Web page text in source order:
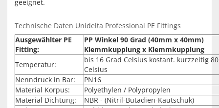
geeignet.
Technische Daten Unidelta Professional PE Fittings
Ausgewählter PE
Fitting:
PP Winkel 90 Grad (40mm x 40mm)
Klemmkupplung x Klemmkupplung
Temperatur:
bis 16 Grad Celsius kostant. kurzzeitig
Celsius
Nenndruck in Bar:
PN16
Material Korpus:
Polyethylen / Polypropylen
Material Dichtung:
NBR - (Nitril-Butadien-Kautschuk)